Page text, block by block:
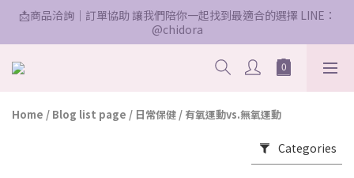
📩商品洽詢｜訂單協助 讓我們陪你一起找到最適合的選擇 LINE：
@chidora
Home / Blog list page / 日常保健 / 有氧運動vs.無氧運動
Categories